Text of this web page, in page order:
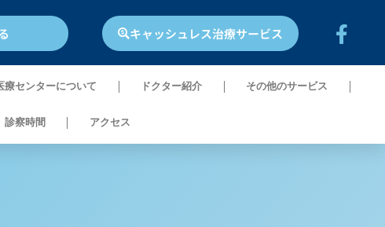
キャッシュレス治療サービス
療センターについて ドクター紹介​ その他のサービス
診察時間 アクセス